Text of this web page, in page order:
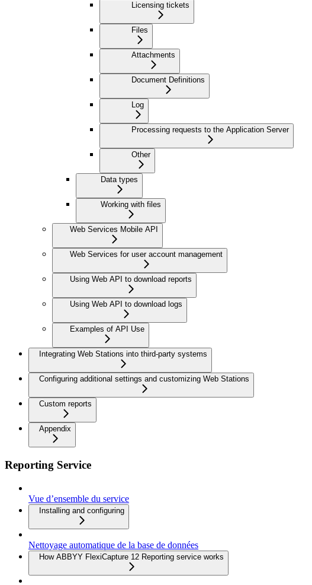
Licensing tickets
Files
Attachments
Document Definitions
Log
Processing requests to the Application Server
Other
Data types
Working with files
Web Services Mobile API
Web Services for user account management
Using Web API to download reports
Using Web API to download logs
Examples of API Use
Integrating Web Stations into third-party systems
Configuring additional settings and customizing Web Stations
Custom reports
Appendix
Reporting Service
Vue d’ensemble du service
Installing and configuring
Nettoyage automatique de la base de données
How ABBYY FlexiCapture 12 Reporting service works